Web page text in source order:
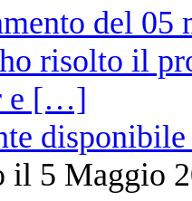
il 5 Maggio